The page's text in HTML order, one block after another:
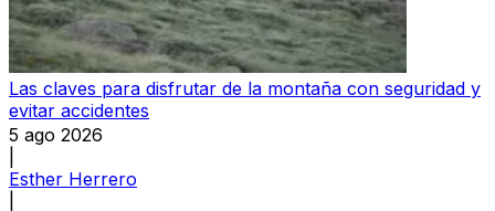
Las claves para disfrutar de la montaña con seguridad y
evitar accidentes
5 ago 2026
Esther Herrero